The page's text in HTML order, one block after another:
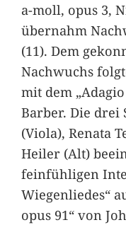
a-moll, opus 3,
übernahm
(11). Dem
Nachwuchs
mit dem
Barber. Die drei
(Viola), Renata
Heiler (Alt)
feinfühligen
Wiegenliedes“
opus 91“ von